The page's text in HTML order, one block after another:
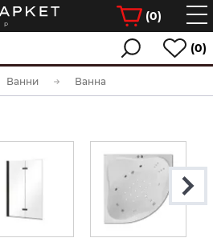
(0)
(0)
Ванни Ванна